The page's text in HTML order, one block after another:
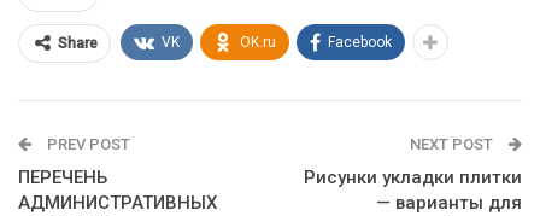
Share VK OK.ru Facebook
PREV POST
ПЕРЕЧЕНЬ
АДМИНИСТРАТИВНЫХ
NEXT POST
Рисунки укладки плитки
— варианты для